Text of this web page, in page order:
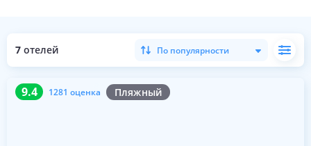
7 отелей По популярности
9.4 1281 оценка Пляжный
9.4 1281 оценка